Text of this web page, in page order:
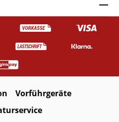
Vorführgeräte